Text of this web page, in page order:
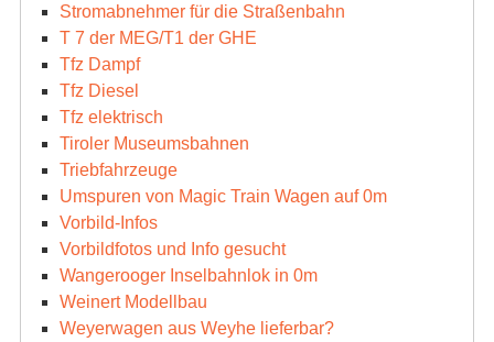
Stromabnehmer für die Straßenbahn
T 7 der MEG/T1 der GHE
Tfz Dampf
Tfz Diesel
Tfz elektrisch
Tiroler Museumsbahnen
Triebfahrzeuge
Umspuren von Magic Train Wagen auf 0m
Vorbild-Infos
Vorbildfotos und Info gesucht
Wangerooger Inselbahnlok in 0m
Weinert Modellbau
Weyerwagen aus Weyhe lieferbar?